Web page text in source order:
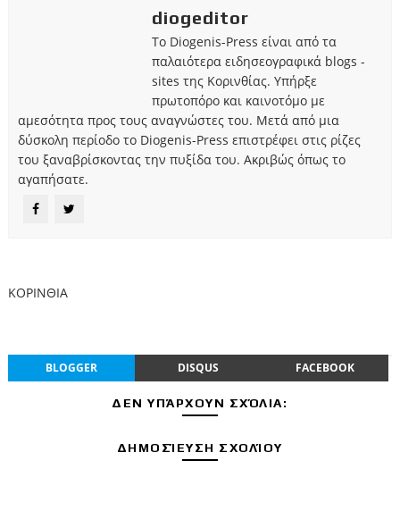
diogeditor
Το Diogenis-Press είναι από τα
παλαιότερα ειδησεογραφικά blogs -
sites της Κορινθίας. Υπήρξε
πρωτοπόρο και καινοτόμο με
αμεσότητα προς τους αναγνώστες του. Μετά από μια
δύσκολη περίοδο το Diogenis-Press επιστρέφει στις ρίζες
του ξαναβρίσκοντας την πυξίδα του. Ακριβώς όπως το
αγαπήσατε.
ΚΟΡΙΝΘΙΑ
BLOGGER DISQUS FACEBOOK
ΔΕΝ ΥΠΆΡΧΟΥΝ ΣΧΌΛΙΑ:
ΔΗΜΟΣΊΕΥΣΗ ΣΧΟΛΊΟΥ